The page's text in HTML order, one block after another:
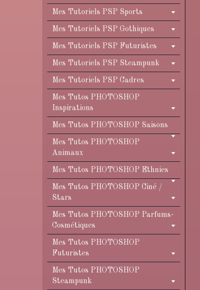
Mes Tutoriels PSP Sports
Mes Tutoriels PSP Gothiques
Mes Tutoriels PSP Futuristes
Mes Tutoriels PSP Steampunk
Mes Tutoriels PSP Cadres
Mes Tutos PHOTOSHOP
Inspirations
Mes Tutos PHOTOSHOP Saisons
Mes Tutos PHOTOSHOP
Animaux
Mes Tutos PHOTOSHOP Ethnies
Mes Tutos PHOTOSHOP Ciné /
Stars
Mes Tutos PHOTOSHOP Parfums-
Cosmétiques
Mes Tutos PHOTOSHOP
Futuristes
Mes Tutos PHOTOSHOP
Steampunk